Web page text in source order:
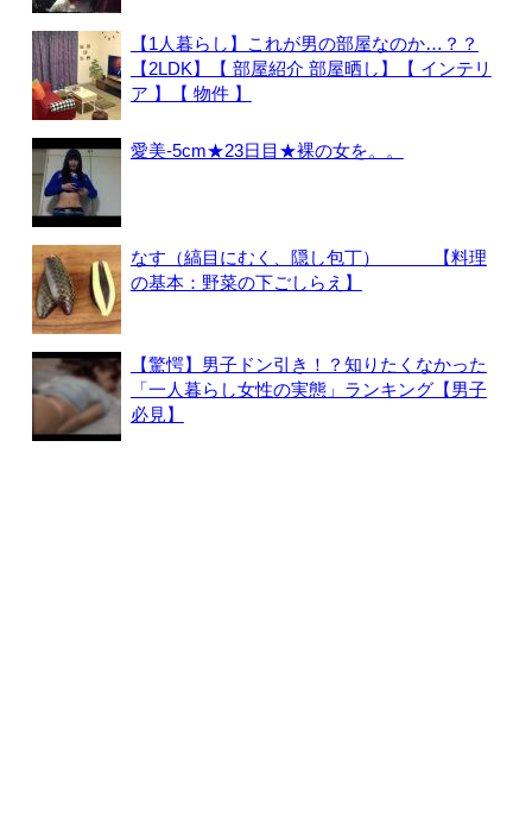
【1人暮らし】これが男の部屋なのか…？？
【2LDK】【 部屋紹介 部屋晒し】【 インテリ
ア 】【 物件 】
愛美-5cm★23日目★裸の女を。。
なす（縞目にむく、隠し包丁） 【料理
の基本：野菜の下ごしらえ】
【驚愕】男子ドン引き！？知りたくなかった
「一人暮らし女性の実態」ランキング【男子
必見】